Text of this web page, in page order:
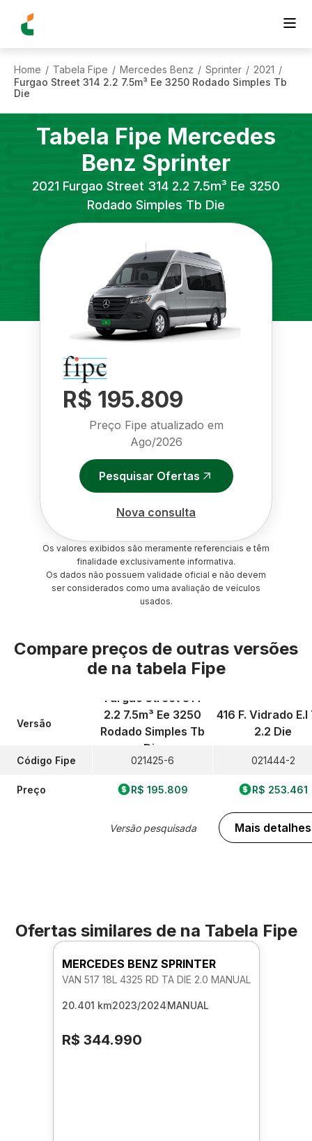
Home / Tabela Fipe / Mercedes Benz / Sprinter / 2021 /
Furgao Street 314 2.2 7.5m³ Ee 3250 Rodado Simples Tb
Die
Tabela Fipe Mercedes
Benz Sprinter
2021 Furgao Street 314 2.2 7.5m³ Ee 3250
Rodado Simples Tb Die
R$ 195.809
Preço Fipe atualizado em
Ago/2026
Pesquisar Ofertas
Nova consulta
Os valores exibidos são meramente referenciais e têm
finalidade exclusivamente informativa.
Os dados não possuem validade oficial e não devem
ser considerados como uma avaliação de veículos
usados.
Compare preços de outras versões
de na tabela Fipe
Versão
Código Fipe
Preço
Furgao Street 314
2.2 7.5m³ Ee 3250
Rodado Simples Tb
Die
021425-6
R$ 195.809
Versão pesquisada
416 F. Vidrado E.l
2.2 Die
021444-2
R$ 253.461
Mais detalhes
Ofertas similares de na Tabela Fipe
MERCEDES BENZ SPRINTER
VAN 517 18L 4325 RD TA DIE 2.0 MANUAL
20.401 km2023/2024MANUAL
R$ 344.990